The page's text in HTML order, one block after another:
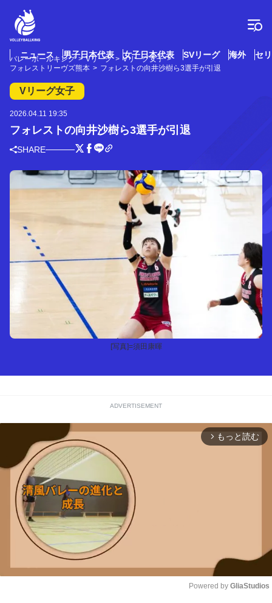
ニュース 男子日本代表 女子日本代表 SVリーグ 海外 セ
バレーボールキング Vリーグ
Vリーグ女子
フォレストリーヴズ熊本
フォレストの向井沙樹ら3選手が引退
Vリーグ女子
2026.04.11 19:35
フォレストの向井沙樹ら3選手が引退
SHARE
[写真]=須田康暉
ADVERTISEMENT
arrow_forward_ios もっと読む
Powered by GliaStudios